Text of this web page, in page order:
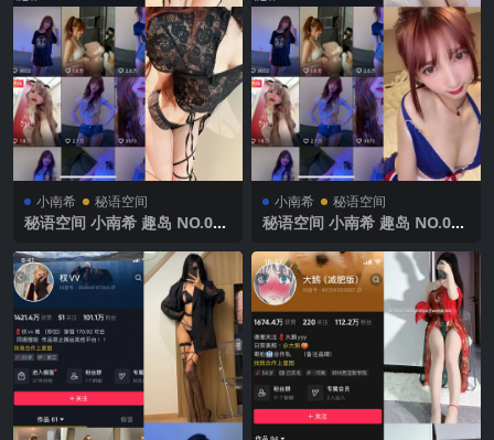
小南希 秘语空间
秘语空间 小南希 趣岛 NO.018
小南希 秘语空间
秘语空间 小南希 趣岛 NO.013
版